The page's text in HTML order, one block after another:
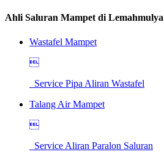
Ahli Saluran Mampet di Lemahmulya
Wastafel Mampet

Service Pipa Aliran Wastafel
Talang Air Mampet

Service Aliran Paralon Saluran